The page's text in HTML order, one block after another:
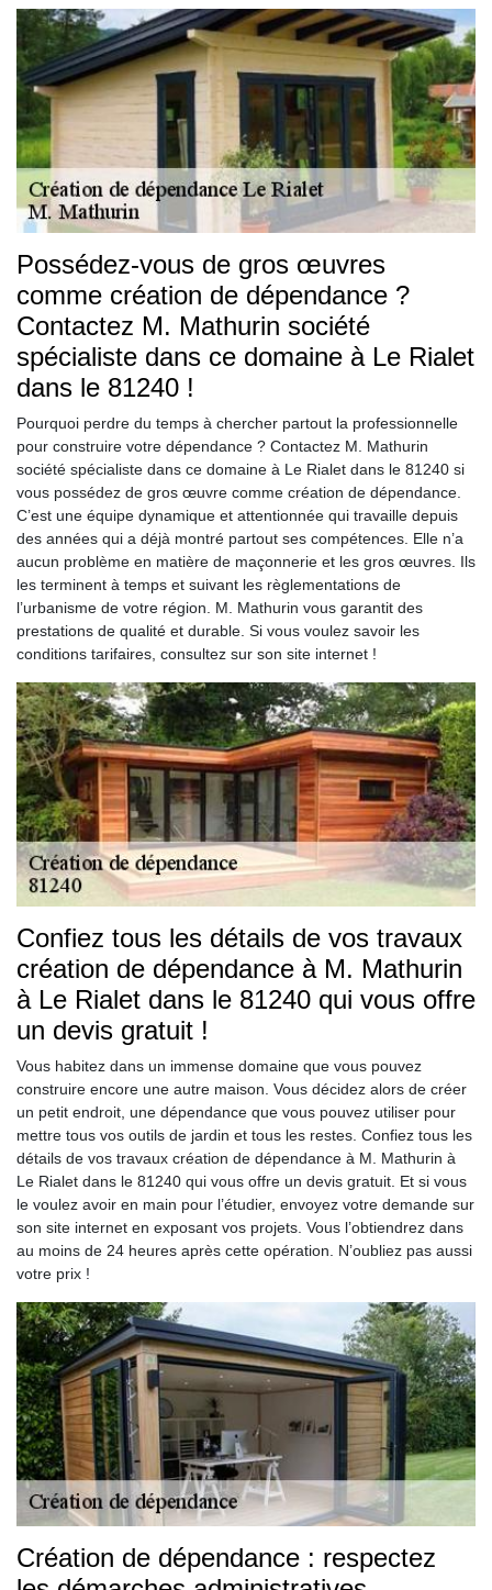
Possédez-vous de gros œuvres
comme création de dépendance ?
Contactez M. Mathurin société
spécialiste dans ce domaine à Le Rialet
dans le 81240 !
Pourquoi perdre du temps à chercher partout la professionnelle
pour construire votre dépendance ? Contactez M. Mathurin
société spécialiste dans ce domaine à Le Rialet dans le 81240 si
vous possédez de gros œuvre comme création de dépendance.
C’est une équipe dynamique et attentionnée qui travaille depuis
des années qui a déjà montré partout ses compétences. Elle n’a
aucun problème en matière de maçonnerie et les gros œuvres. Ils
les terminent à temps et suivant les règlementations de
l’urbanisme de votre région. M. Mathurin vous garantit des
prestations de qualité et durable. Si vous voulez savoir les
conditions tarifaires, consultez sur son site internet !
Confiez tous les détails de vos travaux
création de dépendance à M. Mathurin
à Le Rialet dans le 81240 qui vous offre
un devis gratuit !
Vous habitez dans un immense domaine que vous pouvez
construire encore une autre maison. Vous décidez alors de créer
un petit endroit, une dépendance que vous pouvez utiliser pour
mettre tous vos outils de jardin et tous les restes. Confiez tous les
détails de vos travaux création de dépendance à M. Mathurin à
Le Rialet dans le 81240 qui vous offre un devis gratuit. Et si vous
le voulez avoir en main pour l’étudier, envoyez votre demande sur
son site internet en exposant vos projets. Vous l’obtiendrez dans
au moins de 24 heures après cette opération. N’oubliez pas aussi
votre prix !
Création de dépendance : respectez